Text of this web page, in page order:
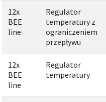
12x
BEE
line
Regulator
temperatury z
ograniczeniem
przepływu
12x
BEE
line
Regulator
temperatury